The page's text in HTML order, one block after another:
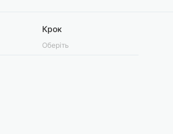
Крок
Оберіть